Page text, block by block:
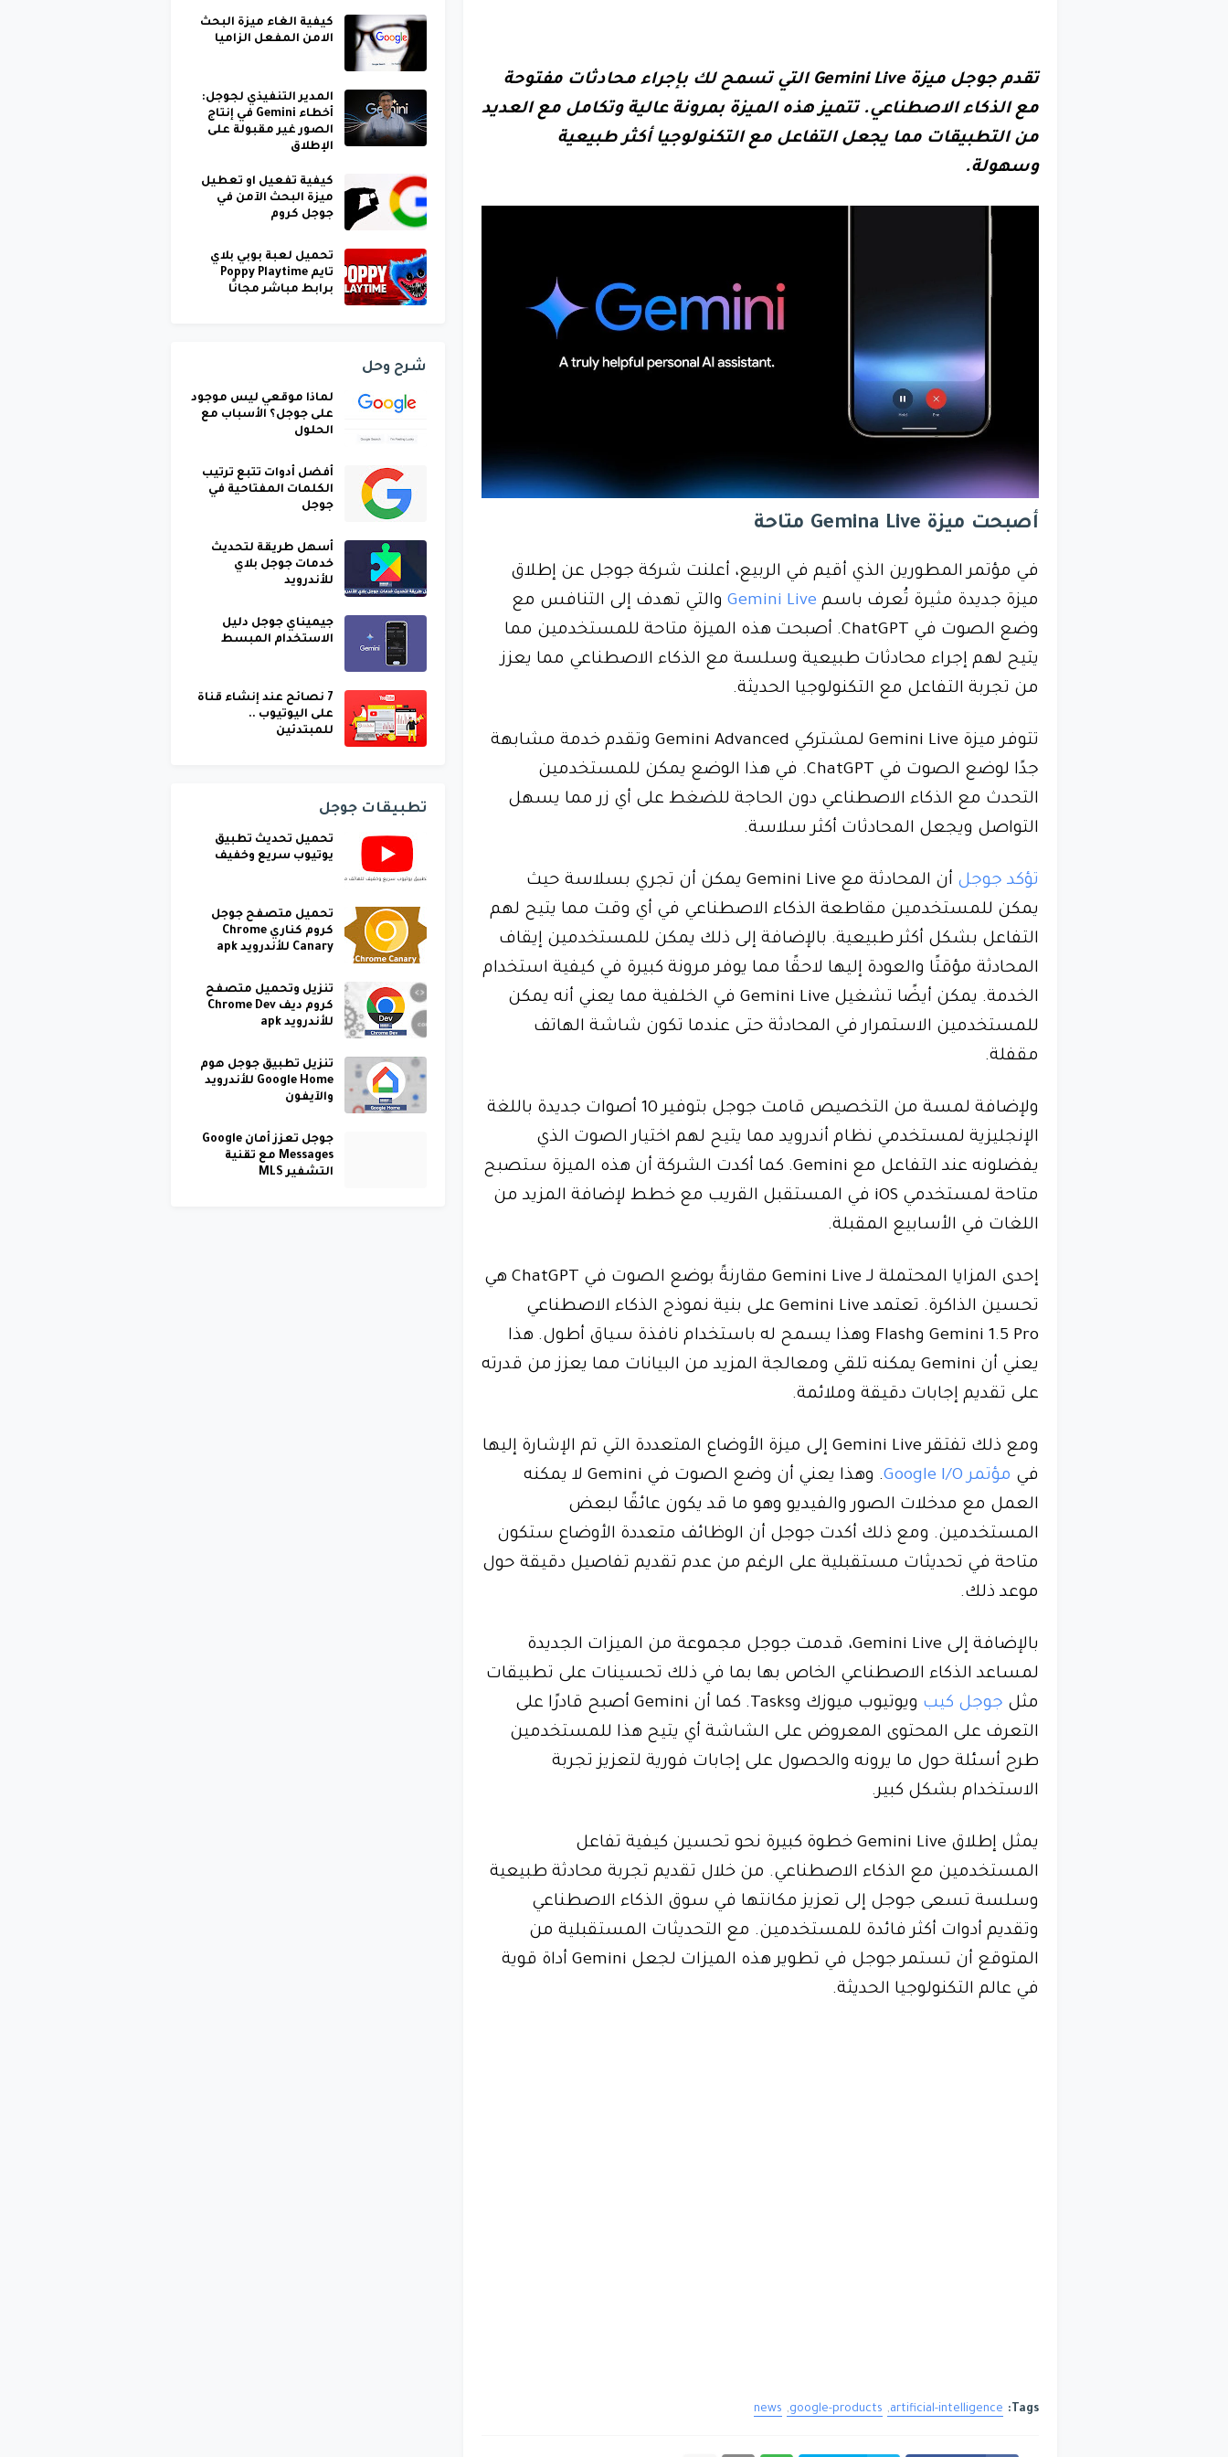
تقدم جوجل ميزة Gemini Live التي تسمح لك بإجراء محادثات مفتوحة
مع الذكاء الاصطناعي. تتميز هذه الميزة بمرونة عالية وتكامل مع العديد
من التطبيقات مما يجعل التفاعل مع التكنولوجيا أكثر طبيعية
وسهولة.
أصبحت ميزة Gemina Live متاحة
في مؤتمر المطورين الذي أقيم في الربيع، أعلنت شركة جوجل عن إطلاق
ميزة جديدة مثيرة تُعرف باسم Gemini Live والتي تهدف إلى التنافس مع
وضع الصوت في ChatGPT. أصبحت هذه الميزة متاحة للمستخدمين مما
يتيح لهم إجراء محادثات طبيعية وسلسة مع الذكاء الاصطناعي مما يعزز
من تجربة التفاعل مع التكنولوجيا الحديثة.
تتوفر ميزة Gemini Live لمشتركي Gemini Advanced وتقدم خدمة مشابهة
جدًا لوضع الصوت في ChatGPT. في هذا الوضع يمكن للمستخدمين
التحدث مع الذكاء الاصطناعي دون الحاجة للضغط على أي زر مما يسهل
التواصل ويجعل المحادثات أكثر سلاسة.
تؤكد جوجل
أن المحادثة مع Gemini Live يمكن أن تجري بسلاسة حيث
يمكن للمستخدمين مقاطعة الذكاء الاصطناعي في أي وقت مما يتيح لهم
التفاعل بشكل أكثر طبيعية. بالإضافة إلى ذلك يمكن للمستخدمين إيقاف
المحادثة مؤقتًا والعودة إليها لاحقًا مما يوفر مرونة كبيرة في كيفية استخدام
الخدمة. يمكن أيضًا تشغيل Gemini Live في الخلفية مما يعني أنه يمكن
للمستخدمين الاستمرار في المحادثة حتى عندما تكون شاشة الهاتف
مقفلة.
ولإضافة لمسة من التخصيص قامت جوجل بتوفير 10 أصوات جديدة باللغة
الإنجليزية لمستخدمي نظام أندرويد مما يتيح لهم اختيار الصوت الذي
يفضلونه عند التفاعل مع Gemini. كما أكدت الشركة أن هذه الميزة ستصبح
متاحة لمستخدمي iOS في المستقبل القريب مع خطط لإضافة المزيد من
اللغات في الأسابيع المقبلة.
إحدى المزايا المحتملة لـ Gemini Live مقارنةً بوضع الصوت في ChatGPT هي
تحسين الذاكرة. تعتمد Gemini Live على بنية نموذج الذكاء الاصطناعي
Gemini 1.5 Pro وFlash وهذا يسمح له باستخدام نافذة سياق أطول. هذا
يعني أن Gemini يمكنه تلقي ومعالجة المزيد من البيانات مما يعزز من قدرته
على تقديم إجابات دقيقة وملائمة.
ومع ذلك تفتقر Gemini Live إلى ميزة الأوضاع المتعددة التي تم الإشارة إليها
في مؤتمر Google I/O
. وهذا يعني أن وضع الصوت في Gemini لا يمكنه
العمل مع مدخلات الصور والفيديو وهو ما قد يكون عائقًا لبعض
المستخدمين. ومع ذلك أكدت جوجل أن الوظائف متعددة الأوضاع ستكون
متاحة في تحديثات مستقبلية على الرغم من عدم تقديم تفاصيل دقيقة حول
موعد ذلك.
بالإضافة إلى Gemini Live، قدمت جوجل مجموعة من الميزات الجديدة
لمساعد الذكاء الاصطناعي الخاص بها بما في ذلك تحسينات على تطبيقات
مثل جوجل كيب
ويوتيوب ميوزك وTasks. كما أن Gemini أصبح قادرًا على
التعرف على المحتوى المعروض على الشاشة أي يتيح هذا للمستخدمين
طرح أسئلة حول ما يرونه والحصول على إجابات فورية لتعزيز تجربة
الاستخدام بشكل كبير.
يمثل إطلاق Gemini Live خطوة كبيرة نحو تحسين كيفية تفاعل
المستخدمين مع الذكاء الاصطناعي. من خلال تقديم تجربة محادثة طبيعية
وسلسة تسعى جوجل إلى تعزيز مكانتها في سوق الذكاء الاصطناعي
وتقديم أدوات أكثر فائدة للمستخدمين. مع التحديثات المستقبلية من
المتوقع أن تستمر جوجل في تطوير هذه الميزات لجعل Gemini أداة قوية
في عالم التكنولوجيا الحديثة.
Tags:
artificial-intelligence
google-products
news
كيفية الغاء ميزة البحث
الامن المفعل الزاميا
المدير التنفيذي لجوجل:
أخطاء Gemini في إنتاج
الصور غير مقبولة على
الإطلاق
كيفية تفعيل او تعطيل
ميزة البحث الآمن في
جوجل كروم
تحميل لعبة بوبي بلاي
تايم Poppy Playtime
برابط مباشر مجانًا
شرح وحل
لماذا موقعي ليس موجود
على جوجل؟ الأسباب مع
الحلول
أفضل أدوات تتبع ترتيب
الكلمات المفتاحية في
جوجل
أسهل طريقة لتحديث
خدمات جوجل بلاي
للأندرويد
جيميناي جوجل دليل
الاستخدام المبسط
7 نصائح عند إنشاء قناة
على اليوتيوب ..
للمبتدئين
تطبيقات جوجل
تحميل تحديث تطبيق
يوتيوب سريع وخفيف
تحميل متصفح جوجل
كروم كناري Chrome
Canary للأندرويد apk
تنزيل وتحميل متصفح
كروم ديف Chrome Dev
للأندرويد apk
تنزيل تطبيق جوجل هوم
Google Home للأندرويد
والآيفون
جوجل تعزز أمان Google
Messages مع تقنية
التشفير MLS